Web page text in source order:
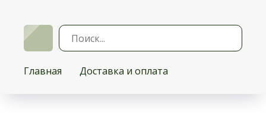
Главная Доставка и оплата